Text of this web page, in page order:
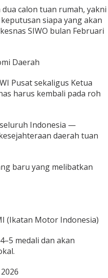
calon tuan rumah, yakni
siapa yang akan
SIWO bulan Februari
Daerah
Pusat sekaligus Ketua
harus kembali pada roh
Indonesia —
daerah tuan
baru yang melibatkan
(Ikatan Motor Indonesia)
medali dan akan